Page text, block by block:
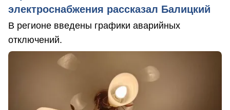
электроснабжения рассказал Балицкий
В регионе введены графики аварийных
отключений.